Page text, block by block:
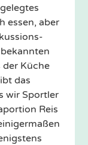
essen, aber
der Küche
das
wir Sportler
Reis